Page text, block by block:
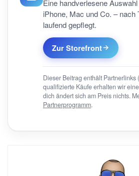
Eine handverlesene
iPhone, Mac und Co. – nach
laufend gepflegt.
Zur Storefront
Dieser Beitrag enthält Partnerlinks
qualifizierte Käufe erhalten wir
dich ändert sich am Preis nichts.
Partnerprogramm.